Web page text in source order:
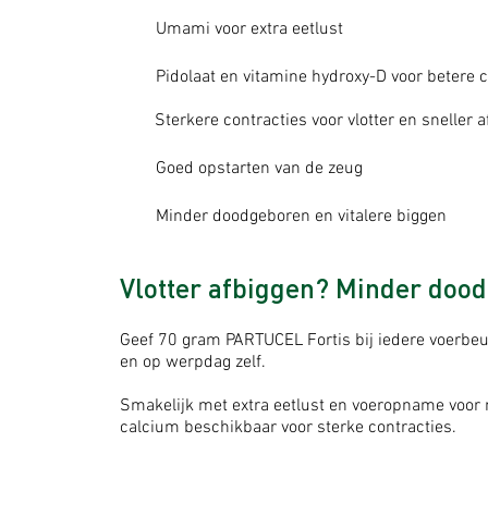
Umami voor extra eetlust
Pidolaat en vitamine hydroxy-D voor betere
Sterkere contracties voor vlotter en sneller
Goed opstarten van de zeug
Minder doodgeboren en vitalere biggen
Vlotter afbiggen? Minder
Geef 70 gram PARTUCEL Fortis bij iedere
en op werpdag zelf.
Smakelijk met extra eetlust en voeropname
calcium beschikbaar voor sterke contracties.